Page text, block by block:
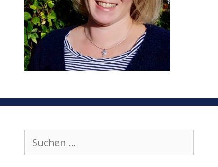
Suchen
nach: